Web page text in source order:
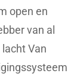
open en
van al
Van